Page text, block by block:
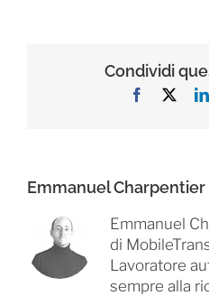
Condividi
Facebook
Emmanuel Charpentier
Emmanuel
di
Lavoratore
sempre alla